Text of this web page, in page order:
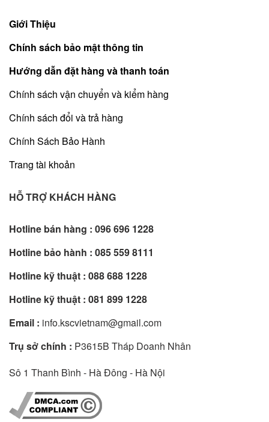
Giới Thiệu
Chính sách bảo mật thông tin
Hướng dẫn đặt hàng và thanh toán
Chính sách vận chuyển và kiểm hàng
Chính sách đổi và trả hàng
Chính Sách Bảo Hành
Trang tài khoản
HỖ TRỢ KHÁCH HÀNG
Hotline bán hàng : 096 696 1228
Hotline bảo hành : 085 559 8111
Hotline kỹ thuật : 088 688 1228
Hotline kỹ thuật : 081 899 1228
Email : info.kscvietnam@gmail.com
Trụ sở chính : P3615B Tháp Doanh Nhân
Sô 1 Thanh Bình - Hà Đông - Hà Nội